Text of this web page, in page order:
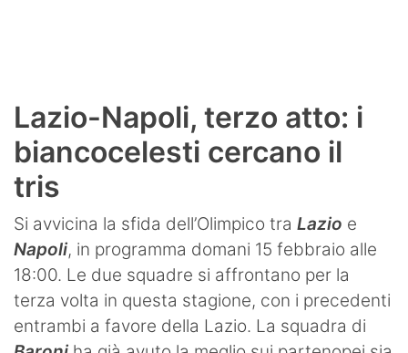
Lazio-Napoli, terzo atto: i
biancocelesti cercano il
tris
Si avvicina la sfida dell’Olimpico tra Lazio e
Napoli, in programma domani 15 febbraio alle
18:00. Le due squadre si affrontano per la
terza volta in questa stagione, con i precedenti
entrambi a favore della Lazio. La squadra di